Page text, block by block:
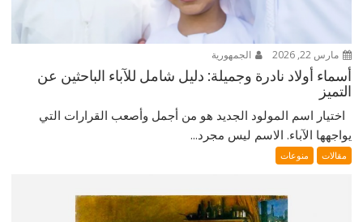
مارس 22, 2026 الجمهورية
أسماء أولاد نادرة وجميلة: دليل شامل للآباء الباحثين عن
التميز
اختيار اسم المولود الجديد هو من أجمل وأصعب القرارات التي
يواجهها الآباء. الاسم ليس مجرد...
مقالات منوعات